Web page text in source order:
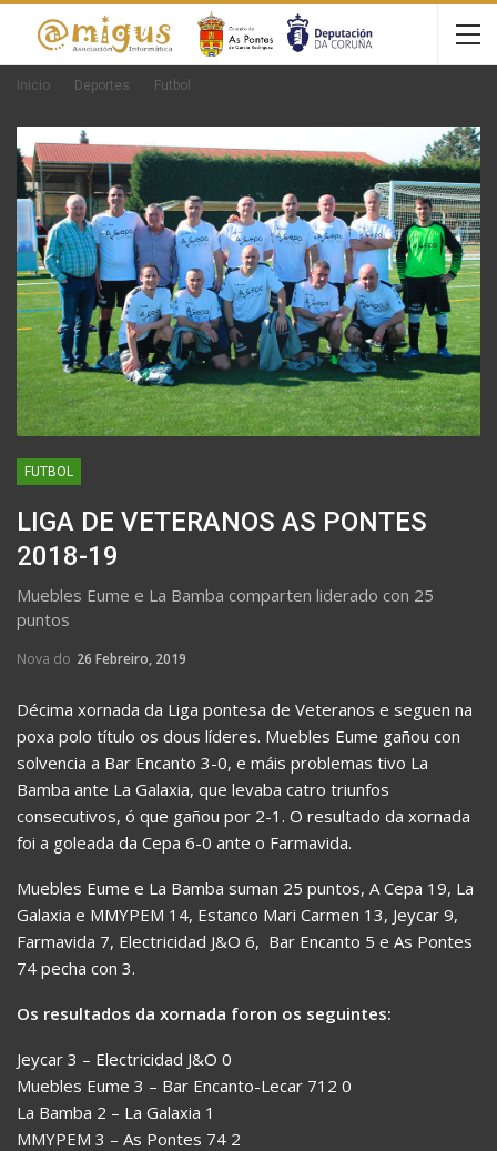
Inicio Deportes Futbol
FUTBOL
LIGA DE VETERANOS AS PONTES
2018-19
Muebles Eume e La Bamba comparten liderado con 25
puntos
Nova do 26 Febreiro, 2019
Décima xornada da Liga pontesa de Veteranos e seguen na
poxa polo título os dous líderes. Muebles Eume gañou con
solvencia a Bar Encanto 3-0, e máis problemas tivo La
Bamba ante La Galaxia, que levaba catro triunfos
consecutivos, ó que gañou por 2-1. O resultado da xornada
foi a goleada da Cepa 6-0 ante o Farmavida.
Muebles Eume e La Bamba suman 25 puntos, A Cepa 19, La
Galaxia e MMYPEM 14, Estanco Mari Carmen 13, Jeycar 9,
Farmavida 7, Electricidad J&O 6, Bar Encanto 5 e As Pontes
74 pecha con 3.
Os resultados da xornada foron os seguintes:
Jeycar 3 – Electricidad J&O 0
Muebles Eume 3 – Bar Encanto-Lecar 712 0
La Bamba 2 – La Galaxia 1
MMYPEM 3 – As Pontes 74 2